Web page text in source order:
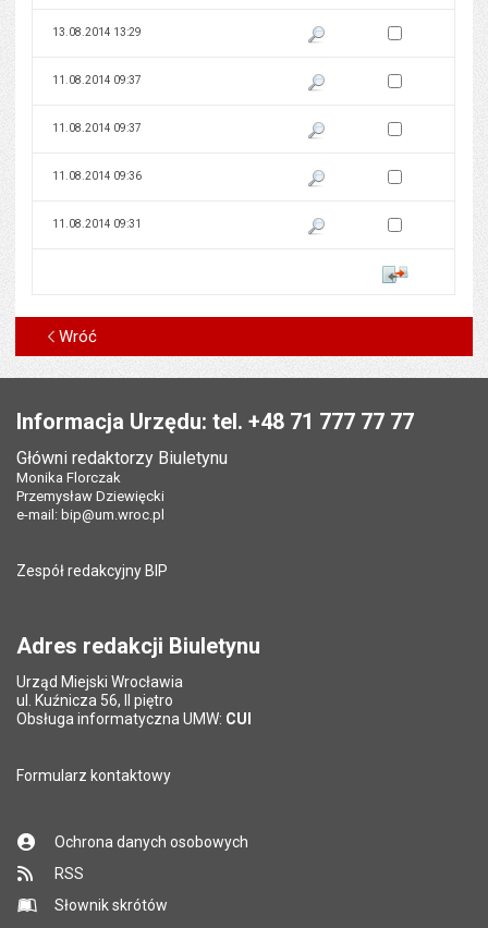
13.08.2014 13:29 Pokaż podgląd wersji z dnia
Zaznacz wersję do
11.08.2014 09:37 Pokaż podgląd wersji z dnia
Zaznacz wersję do
11.08.2014 09:37 Pokaż podgląd wersji z dnia
Zaznacz wersję do
11.08.2014 09:36 Pokaż podgląd wersji z dnia
Zaznacz wersję do
11.08.2014 09:31 Pokaż podgląd wersji z dnia
Zaznacz wersję do
Porównaj
Wróć
Informacja Urzędu: tel. +48 71 777 77 77
Główni redaktorzy Biuletynu
Monika Florczak
Przemysław Dziewięcki
e-mail: bip@um.wroc.pl
Zespół redakcyjny BIP
Adres redakcji Biuletynu
Urząd Miejski Wrocławia
ul. Kuźnicza 56, II piętro
Obsługa informatyczna UMW: CUI
Formularz kontaktowy
Ochrona danych osobowych
RSS
Słownik skrótów